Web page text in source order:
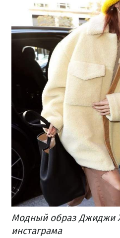
Модный образ Джиджи
инстаграма